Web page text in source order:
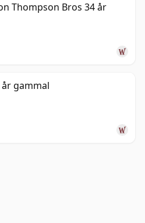
Thompson Bros 34 år
gammal